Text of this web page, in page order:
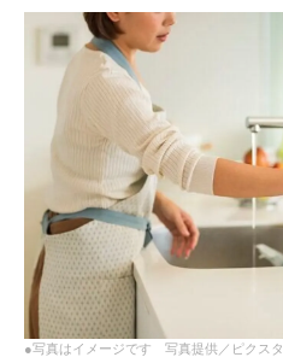
●写真はイメージです 写真提供／ピクスタ